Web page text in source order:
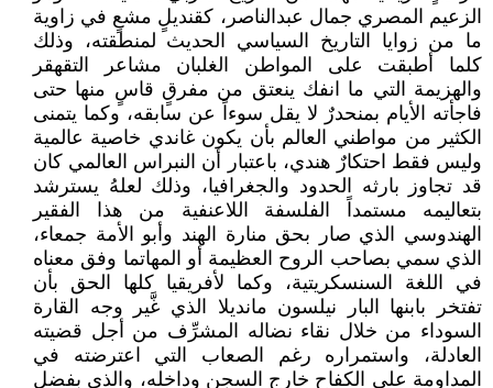
الزعيم المصري جمال عبدالناصر، كقنديلٍ مشعٍ في زاوية
ما من زوايا التاريخ السياسي الحديث لمنطقته، وذلك
كلما أطبقت على المواطن الغلبان مشاعر التقهقر
والهزيمة التي ما انفك ينعتق من مفرقٍ قاسٍ منها حتى
فاجأته الأيام بمنحدرٌ لا يقل سوءاً عن سابقه، وكما يتمنى
الكثير من مواطني العالم بأن يكون غاندي خاصية عالمية
وليس فقط احتكارٌ هندي، باعتبار أن النبراس العالمي كان
قد تجاوز بارثه الحدود والجغرافيا، وذلك لعلهُ يسترشد
بتعاليمه مستمداً الفلسفة اللاعنفية من هذا الفقير
الهندوسي الذي صار بحق منارة الهند وأبو الأمة جمعاء،
الذي سمي بصاحب الروح العظيمة أو المهاتما وفق معناه
في اللغة السنسكريتية، وكما لأفريقيا كلها الحق بأن
تفتخر بابنها البار نيلسون مانديلا الذي غَّير وجه القارة
السوداء من خلال نقاء نضاله المشرِّف من أجل قضيته
العادلة، واستمراره رغم الصعاب التي اعترضته في
المداومة على الكفاح خارج السجن وداخله، والذي بفضل